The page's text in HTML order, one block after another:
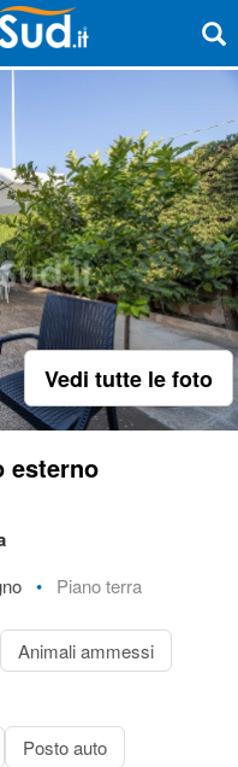
Vedi tutte le foto
esterno
• Piano terra
Animali ammessi
Posto auto